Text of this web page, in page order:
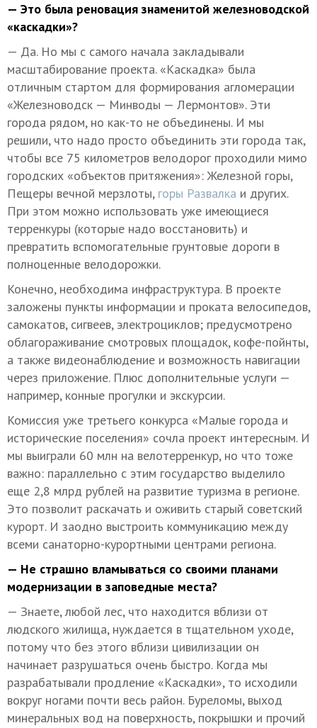
— Это была реновация знаменитой железноводской
«каскадки»?
— Да. Но мы с самого начала закладывали
масштабирование проекта. «Каскадка» была
отличным стартом для формирования агломерации
«Железноводск — Минводы — Лермонтов». Эти
города рядом, но как-то не объединены. И мы
решили, что надо просто объединить эти города так,
чтобы все 75 километров велодорог проходили мимо
городских «объектов притяжения»: Железной горы,
Пещеры вечной мерзлоты, горы Развалка и других.
При этом можно использовать уже имеющиеся
терренкуры (которые надо восстановить) и
превратить вспомогательные грунтовые дороги в
полноценные велодорожки.
Конечно, необходима инфраструктура. В проекте
заложены пункты информации и проката велосипедов,
самокатов, сигвеев, электроциклов; предусмотрено
облагораживание смотровых площадок, кофе-пойнты,
а также видеонаблюдение и возможность навигации
через приложение. Плюс дополнительные услуги —
например, конные прогулки и экскурсии.
Комиссия уже третьего конкурса «Малые города и
исторические поселения» сочла проект интересным. И
мы выиграли 60 млн на велотерренкур, но что тоже
важно: параллельно с этим государство выделило
еще 2,8 млрд рублей на развитие туризма в регионе.
Это позволит раскачать и оживить старый советский
курорт. И заодно выстроить коммуникацию между
всеми санаторно-курортными центрами региона.
— Не страшно вламываться со своими планами
модернизации в заповедные места?
— Знаете, любой лес, что находится вблизи от
людского жилища, нуждается в тщательном уходе,
потому что без этого вблизи цивилизации он
начинает разрушаться очень быстро. Когда мы
разрабатывали продление «Каскадки», то исходили
вокруг ногами почти весь район. Буреломы, выход
минеральных вод на поверхность, покрышки и прочий